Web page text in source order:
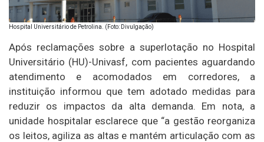
Hospital Universitário de Petrolina. (Foto: Divulgação)
Após reclamações sobre a superlotação no Hospital
Universitário (HU)-Univasf, com pacientes aguardando
atendimento e acomodados em corredores, a
instituição informou que tem adotado medidas para
reduzir os impactos da alta demanda. Em nota, a
unidade hospitalar esclarece que “a gestão reorganiza
os leitos, agiliza as altas e mantém articulação com as